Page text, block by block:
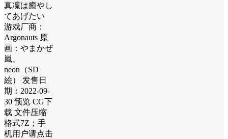
真凜は癒やし
てあげたい
游戏厂商：
Argonauts 原
画：やまかぜ
嵐、
neon（SD
絵） 发售日
期：2022-09-
30 预览 CG下
载 文件压缩
格式7Z；手
机用户请点击